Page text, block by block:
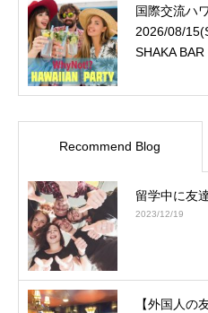
国際交流ハ
2026/08/
SHAKA BAR
Recommend Blog
留学中に友
2023/12/19
【外国人の